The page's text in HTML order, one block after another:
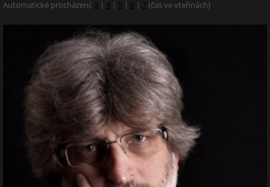
Automatické procházení: 3 | 4 | 5 | 6 | 7 (čas ve vteřinách)